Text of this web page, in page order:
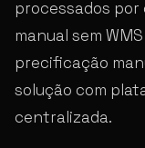
processados por
manual sem
precificação
solução com
centralizada.